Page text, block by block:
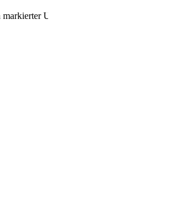
markierter Umweg von 2,2 km (einfache